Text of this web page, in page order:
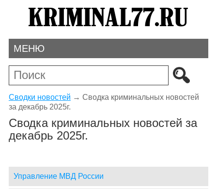
МЕНЮ
Сводки новостей → Сводка криминальных новостей
за декабрь 2025г.
Сводка криминальных новостей за
декабрь 2025г.
Управление МВД России